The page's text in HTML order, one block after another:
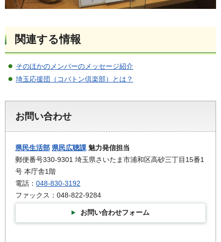
関連する情報
そのほかのメンバーのメッセージ紹介
埼玉応援団（コバトン倶楽部）とは？
お問い合わせ
県民生活部 県民広聴課 魅力発信担当
郵便番号330-9301 埼玉県さいたま市浦和区高砂三丁目15番1
号 本庁舎1階
電話： 048-830-3192
ファックス：048-822-9284
お問い合わせフォーム